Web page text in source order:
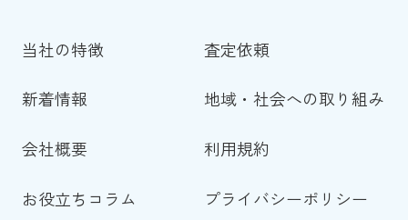
当社の特徴 査定依頼
新着情報 地域・社会への取り組み
会社概要 利用規約
お役立ちコラム プライバシーポリシー